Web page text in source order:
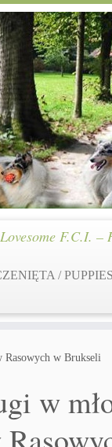
Lovesome F.C.I. –
/ PUPPIES
Rasowych w Brukseli
w